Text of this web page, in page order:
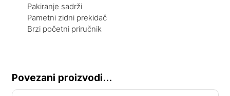
Pakiranje sadrži
Pametni zidni prekidač
Brzi početni priručnik
Povezani proizvodi...